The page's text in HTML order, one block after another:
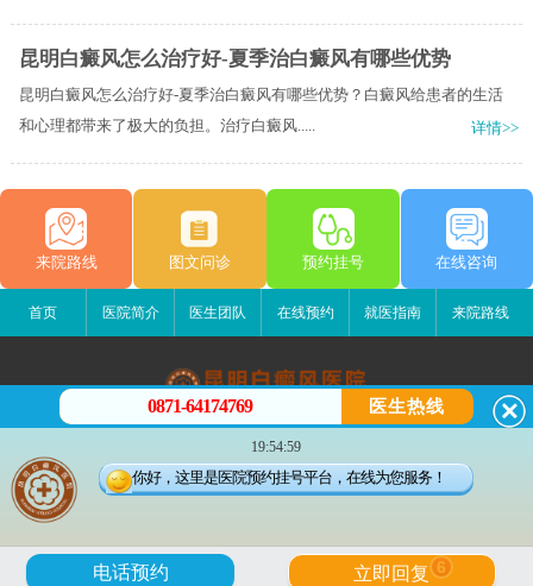
昆明白癜风怎么治疗好-夏季治白癜风有哪些优势
昆明白癜风怎么治疗好-夏季治白癜风有哪些优势？白癜风给患者的生活
和心理都带来了极大的负担。治疗白癜风.....
详情>>
来院路线 图文问诊 预约挂号 在线咨询
首页 医院简介 医生团队 在线预约 就医指南 来院路线
昆明白癜风医院
昆明市五华区护国路2号
版权所有：昆明白癜风医院
滇公安备 53010202000563号
0871-64174769 医生热线
19:54:59
你好，这里是医院预约挂号平台，在线为您服务！
电话预约 立即回复 6